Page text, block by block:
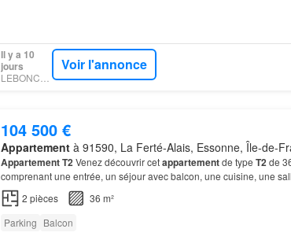
Il y a 10
jours
LEBONCOIN
Voir l'annonce
104 500 €
Appartementà 91590, La Ferté-Alais, Essonne, Île-de-
Appartement T2Venez découvrir cetappartementde type T2de
comprenant une entrée, un séjour avec balcon, une cuisine, une
annonce référence 289090 vous est présentée par votre agent
2 pièces
36 m²
Parking Balcon